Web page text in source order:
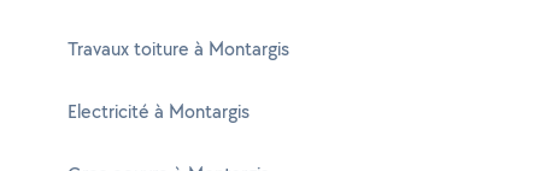
Travaux toiture à Montargis
Electricité à Montargis